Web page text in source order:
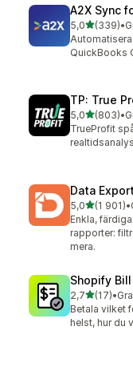
A2X Sync
5,0av 5(339)
339 •
QuickBooks
TP: True
5,0av 5(803)
803 •
TrueProfit
Data
5,0av 5(1 901)
1901 •
Enkla,
rapporter:
mera.
Shopify Bill
2,7av 5(17)
17 •
Betala vilket
helst, hur du